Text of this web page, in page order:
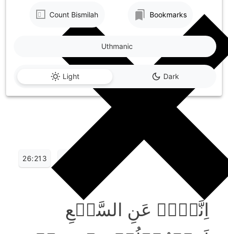
Count Bismilah Bookmarks
Light Dark
Uthmanic
26:213
اِنَّہُمۡ عَنِ السَّمۡعِ